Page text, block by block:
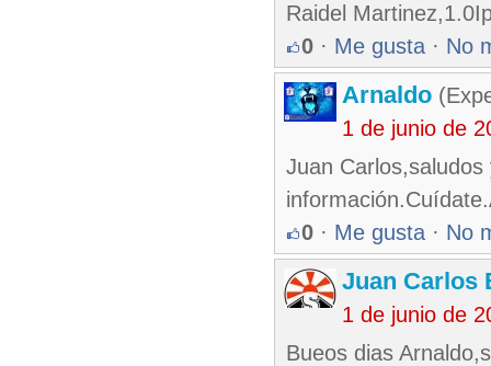
Raidel
0 · Me gusta · No
Arnaldo
1 de junio de
Juan
0 · Me gusta · No
Juan Carlos
1 de junio de
Bueos dias